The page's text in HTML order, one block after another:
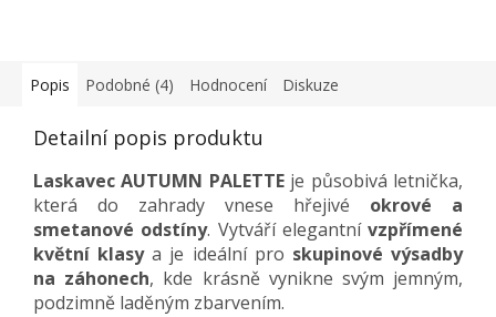
Popis Podobné (4) Hodnocení Diskuze
Detailní popis produktu
Laskavec AUTUMN PALETTEje působivá letnička,
která do zahrady vnese hřejivé okrové a
smetanové odstíny. Vytváří elegantní vzpřímené
květní klasya je ideální pro skupinové výsadby
na záhonech, kde krásně vynikne svým jemným,
podzimně laděným zbarvením.